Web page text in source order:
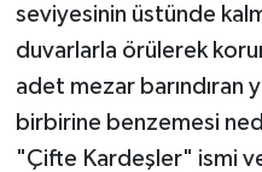
seviyesinin üstünde
duvarlarla örülerek
adet mezar barındıran
birbirine benzemesi
"Çifte Kardeşler" ismi